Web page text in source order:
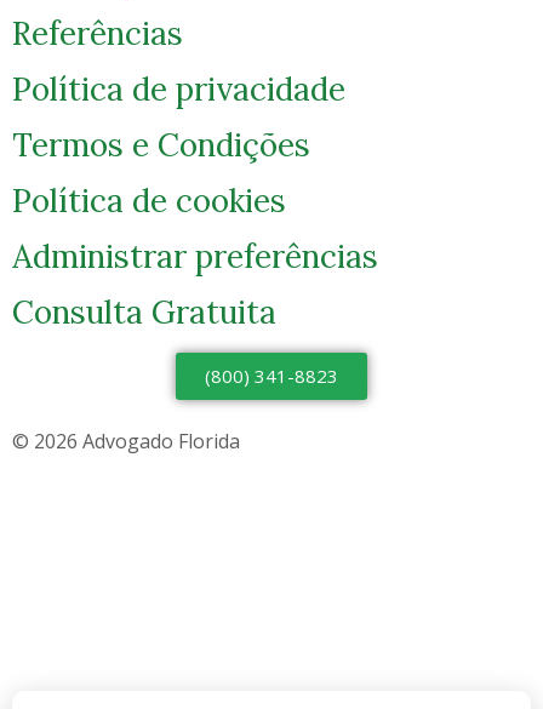
Referências
Política de privacidade
Termos e Condições
Política de cookies
Administrar preferências
Consulta Gratuita
(800) 341-8823
© 2026 Advogado Florida
Como você está?